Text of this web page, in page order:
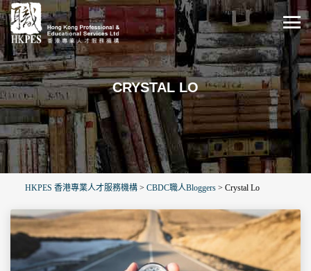
CRYSTAL LO
HKPES 香港專業人才服務機構 > CBDC職人Bloggers > Crystal Lo